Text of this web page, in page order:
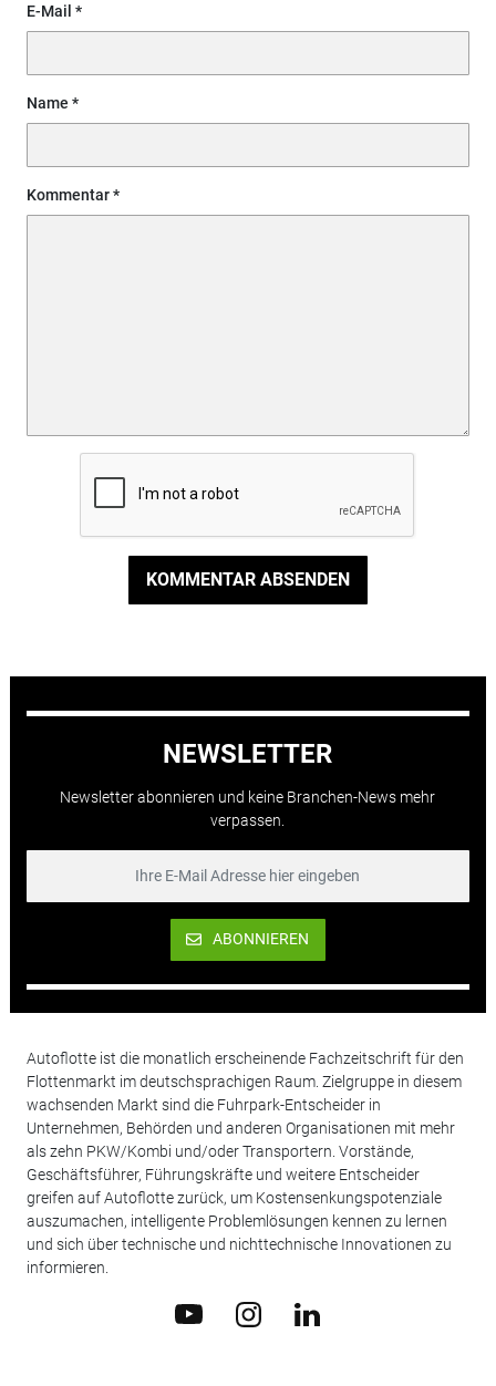
E-Mail
Name
Kommentar
KOMMENTAR ABSENDEN
NEWSLETTER
Newsletter abonnieren und keine Branchen-News mehr
verpassen.
ABONNIEREN
Autoflotte ist die monatlich erscheinende Fachzeitschrift für den
Flottenmarkt im deutschsprachigen Raum. Zielgruppe in diesem
wachsenden Markt sind die Fuhrpark-Entscheider in
Unternehmen, Behörden und anderen Organisationen mit mehr
als zehn PKW/Kombi und/oder Transportern. Vorstände,
Geschäftsführer, Führungskräfte und weitere Entscheider
greifen auf Autoflotte zurück, um Kostensenkungspotenziale
auszumachen, intelligente Problemlösungen kennen zu lernen
und sich über technische und nichttechnische Innovationen zu
informieren.